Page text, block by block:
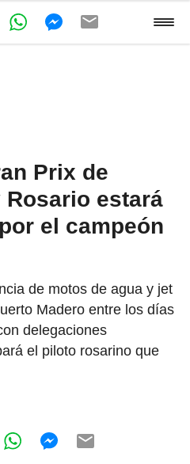
Prix de
estará
el campeón
de motos de agua y jet
Madero entre los días
delegaciones
el piloto rosarino que